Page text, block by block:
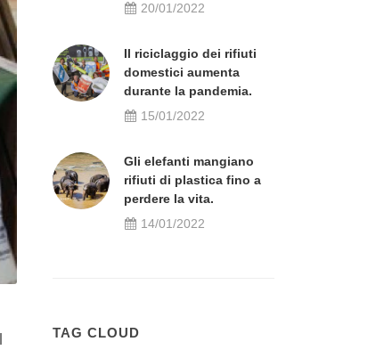
20/01/2022
Il riciclaggio dei rifiuti
domestici aumenta
durante la pandemia.
15/01/2022
Gli elefanti mangiano
rifiuti di plastica fino a
perdere la vita.
14/01/2022
TAG CLOUD